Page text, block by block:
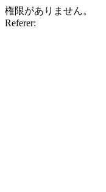
権限がありません。
Referer: